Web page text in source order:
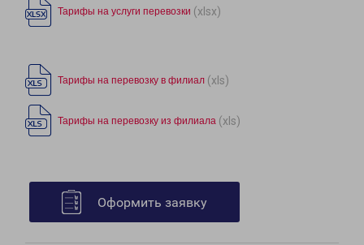
Тарифы на услуги перевозки (xlsx)
Тарифы на перевозку в филиал (xls)
Тарифы на перевозку из филиала (xls)
Оформить заявку